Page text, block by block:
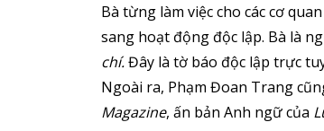
Bà từng làm việc cho các cơ
sang hoạt động độc lập. Bà là
chí.Đây là tờ báo độc lập trực
Ngoài ra, Phạm Đoan Trang
Magazine, ấn bản Anh ngữ của